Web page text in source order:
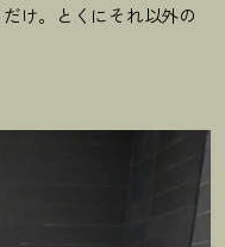
け。とくにそれ以外の